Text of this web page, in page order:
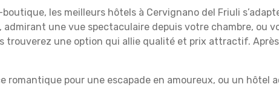
les meilleurs hôtels à Cervignano del Friuli
une vue spectaculaire depuis votre chambre, ou
trouverez une option qui allie qualité et prix attractif.
romantique pour une escapade en amoureux, ou un hôtel